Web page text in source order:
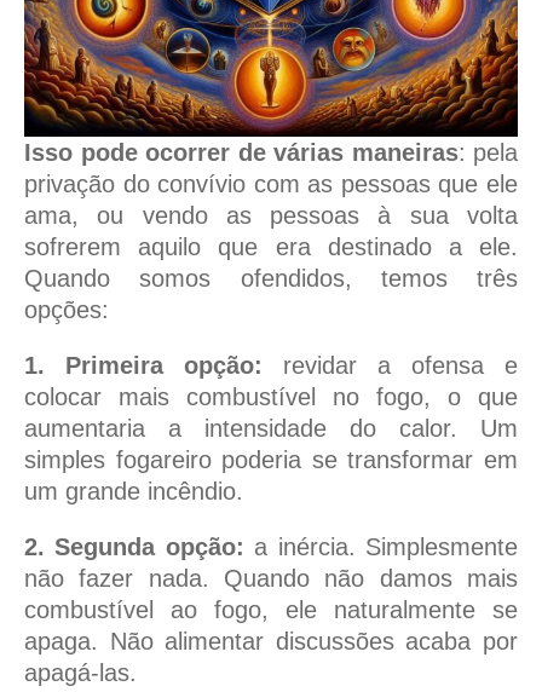
Isso pode ocorrer de várias maneiras: pela
privação do convívio com as pessoas que ele
ama, ou vendo as pessoas à sua volta
sofrerem aquilo que era destinado a ele.
Quando somos ofendidos, temos três
opções:
1. Primeira opção: revidar a ofensa e
colocar mais combustível no fogo, o que
aumentaria a intensidade do calor. Um
simples fogareiro poderia se transformar em
um grande incêndio.
2. Segunda opção: a inércia. Simplesmente
não fazer nada. Quando não damos mais
combustível ao fogo, ele naturalmente se
apaga. Não alimentar discussões acaba por
apagá-las.